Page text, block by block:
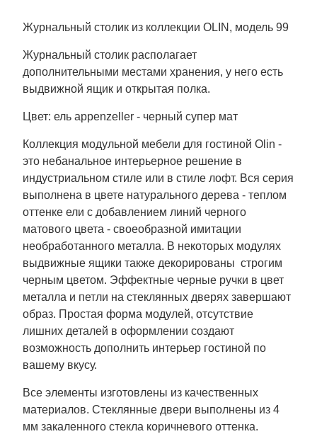
Журнальный столик из коллекции OLIN, модель 99
Журнальный столик располагает
дополнительными местами хранения, у него есть
выдвижной ящик и открытая полка.
Цвет: ель appenzeller - черный супер мат
Коллекция модульной мебели для гостиной Olin -
это небанальное интерьерное решение в
индустриальном стиле или в стиле лофт. Вся серия
выполнена в цвете натурального дерева - теплом
оттенке ели с добавлением линий черного
матового цвета - своеобразной имитации
необработанного металла. В некоторых модулях
выдвижные ящики также декорированы строгим
черным цветом. Эффектные черные ручки в цвет
металла и петли на стеклянных дверях завершают
образ. Простая форма модулей, отсутствие
лишних деталей в оформлении создают
возможность дополнить интерьер гостиной по
вашему вкусу.
Все элементы изготовлены из качественных
материалов. Стеклянные двери выполнены из 4
мм закаленного стекла коричневого оттенка.